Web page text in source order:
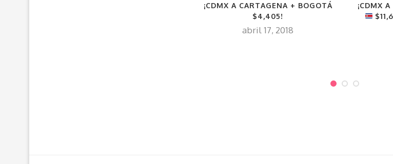
¡CDMX A CARTAGENA + BOGOTÁ
$4,405!
abril 17, 2018
¡CDMX